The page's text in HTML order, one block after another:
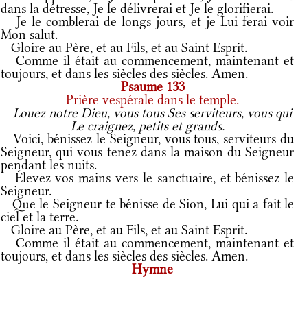
dans la détresse, Je le délivrerai et Je le glorifierai.
Je le comblerai de longs jours, et je Lui ferai voir
Mon salut.
Gloire au Père, et au Fils, et au Saint Esprit.
Comme il était au commencement, maintenant et
toujours, et dans les siècles des siècles. Amen.
Psaume 133
Prière vespérale dans le temple.
Louez notre Dieu, vous tous Ses serviteurs, vous qui
Le craignez, petits et grands.
Voici, bénissez le Seigneur, vous tous, serviteurs du
Seigneur, qui vous tenez dans la maison du Seigneur
pendant les nuits.
Élevez vos mains vers le sanctuaire, et bénissez le
Seigneur.
Que le Seigneur te bénisse de Sion, Lui qui a fait le
ciel et la terre.
Gloire au Père, et au Fils, et au Saint Esprit.
Comme il était au commencement, maintenant et
toujours, et dans les siècles des siècles. Amen.
Hymne